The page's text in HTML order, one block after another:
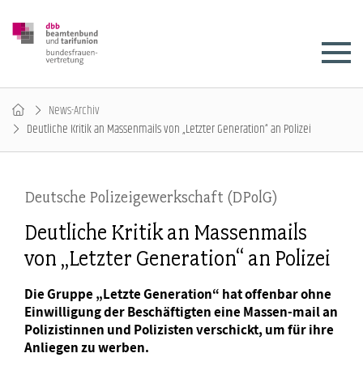
News-Archiv
Deutliche Kritik an Massenmails von „Letzter Generation“ an Polizei
Deutsche Polizeigewerkschaft (DPolG)
Deutliche Kritik an Massenmails
von „Letzter Generation“ an Polizei
Die Gruppe „Letzte Generation“ hat offenbar ohne
Einwilligung der Beschäftigten eine Massen-mail an
Polizistinnen und Polizisten verschickt, um für ihre
Anliegen zu werben.